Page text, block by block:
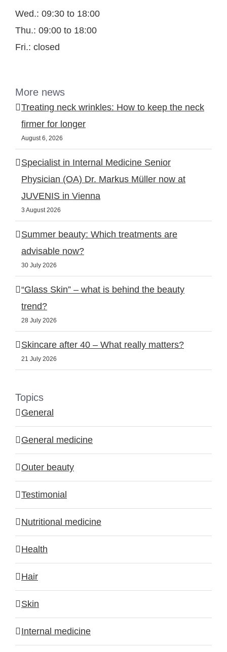
Wed.: 09:30 to 18:00
Thu.: 09:00 to 18:00
Fri.: closed
More news
Treating neck wrinkles: How to keep the neck
firmer for longer
August 6, 2026
Specialist in Internal Medicine Senior
Physician (OA) Dr. Markus Müller now at
JUVENIS in Vienna
3 August 2026
Summer beauty: Which treatments are
advisable now?
30 July 2026
“Glass Skin” – what is behind the beauty
trend?
28 July 2026
Skincare after 40 – What really matters?
21 July 2026
Topics
General
General medicine
Outer beauty
Testimonial
Nutritional medicine
Health
Hair
Skin
Internal medicine